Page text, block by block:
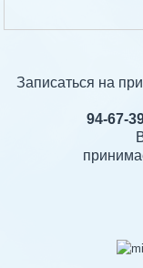
Записаться на
94-67-